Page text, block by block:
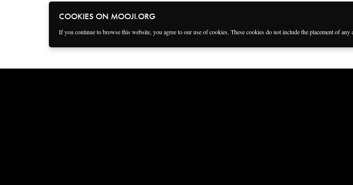
COOKIES ON MOOJI.ORG
If you continue to browse this website, you agree to our use of cookies. These cookies do not include the placement of